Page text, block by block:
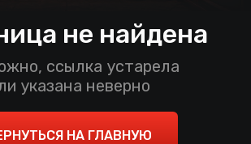
не найдена
ссылка устарела
указана неверно
НА ГЛАВНУЮ